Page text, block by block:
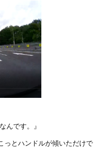
んです。』
っとハンドルが傾いただけで